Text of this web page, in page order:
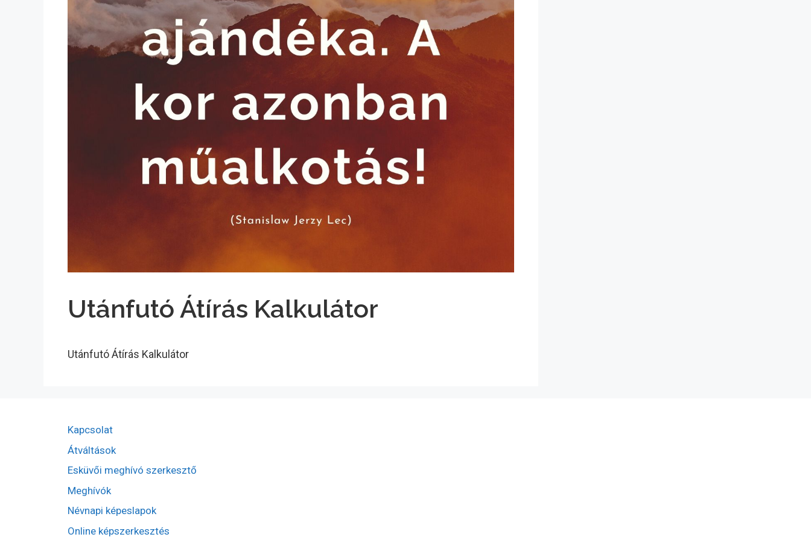
Utánfutó Átírás Kalkulátor
Utánfutó Átírás Kalkulátor
Kapcsolat
Átváltások
Esküvői meghívó szerkesztő
Meghívók
Névnapi képeslapok
Online képszerkesztés